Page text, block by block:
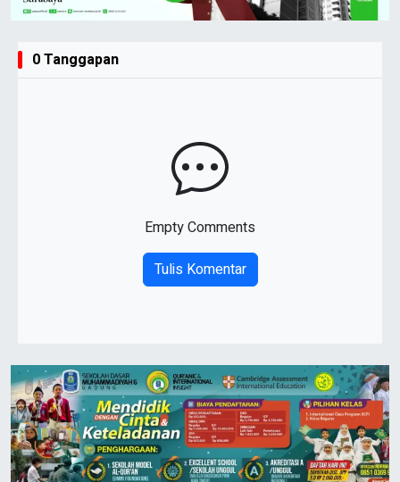
0 Tanggapan
Empty Comments
Tulis Komentar